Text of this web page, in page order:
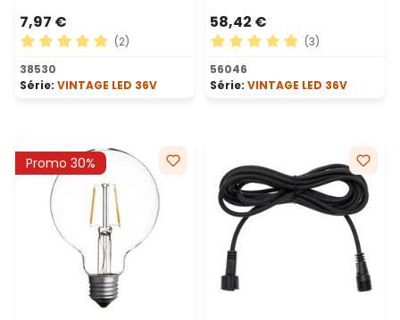
7,97 €
Note moyenne de 5 sur 5 étoiles
(2)
38530
Série: VINTAGE LED 36V
58,42 €
Note moyenne de 5 sur 5
(3)
56046
Série: VINTAGE LED 36V
Promo 30%